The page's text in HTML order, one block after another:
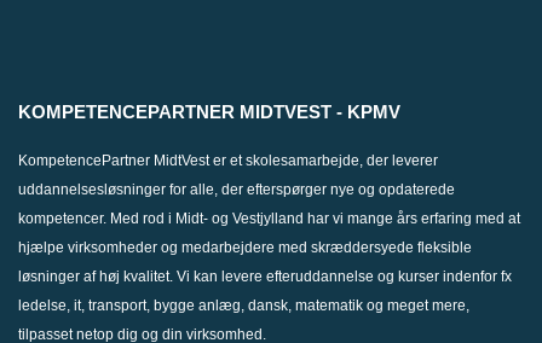
KOMPETENCEPARTNER MIDTVEST - KPMV
KompetencePartner MidtVest er et skolesamarbejde, der leverer
uddannelsesløsninger for alle, der efterspørger nye og opdaterede
kompetencer. Med rod i Midt- og Vestjylland har vi mange års erfaring med at
hjælpe virksomheder og medarbejdere med skræddersyede fleksible
løsninger af høj kvalitet. Vi kan levere efteruddannelse og kurser indenfor fx
ledelse, it, transport, bygge anlæg, dansk, matematik og meget mere,
tilpasset netop dig og din virksomhed.